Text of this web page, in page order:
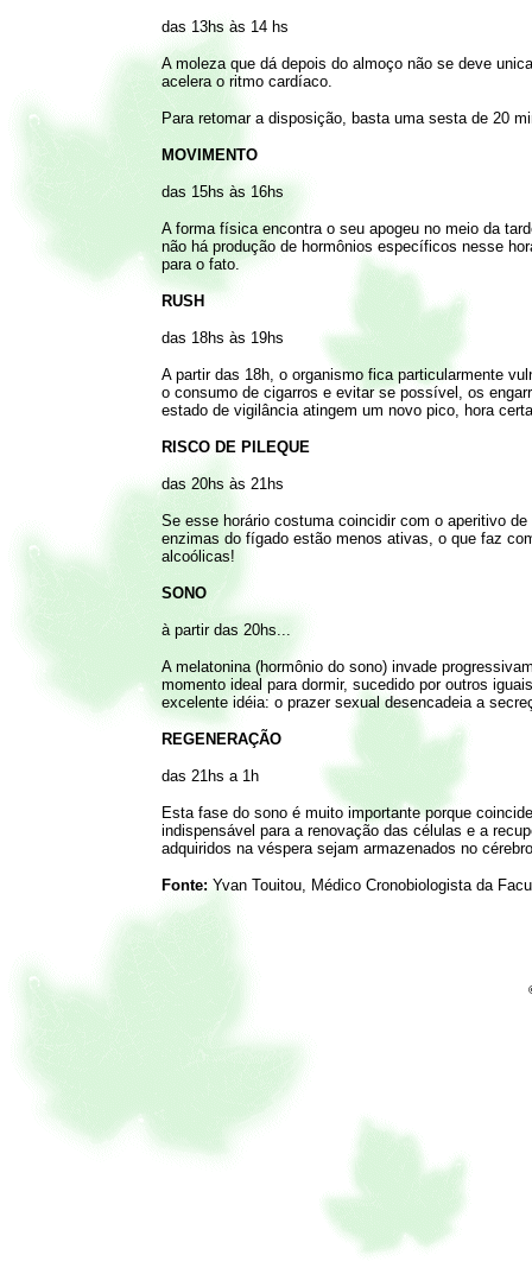
das 13hs às 14 hs
A moleza que dá depois do almoço não se deve
acelera o ritmo cardíaco.
Para retomar a disposição, basta uma sesta de 20
MOVIMENTO
das 15hs às 16hs
A forma física encontra o seu apogeu no meio da
não há produção de hormônios específicos nesse
para o fato.
RUSH
das 18hs às 19hs
A partir das 18h, o organismo fica particularmente
o consumo de cigarros e evitar se possível, os
estado de vigilância atingem um novo pico, hora
RISCO DE PILEQUE
das 20hs às 21hs
Se esse horário costuma coincidir com o aperitivo
enzimas do fígado estão menos ativas, o que faz
alcoólicas!
SONO
à partir das 20hs...
A melatonina (hormônio do sono) invade
momento ideal para dormir, sucedido por outros
excelente idéia: o prazer sexual desencadeia a
REGENERAÇÃO
das 21hs a 1h
Esta fase do sono é muito importante porque
indispensável para a renovação das células e a
adquiridos na véspera sejam armazenados no
Fonte:Yvan Touitou, Médico Cronobiologista da